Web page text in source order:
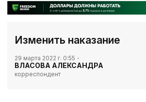
Изменить наказание
29 марта 2022 г. 0:55
ВЛАСОВА АЛЕКСАНДРА
корреспондент